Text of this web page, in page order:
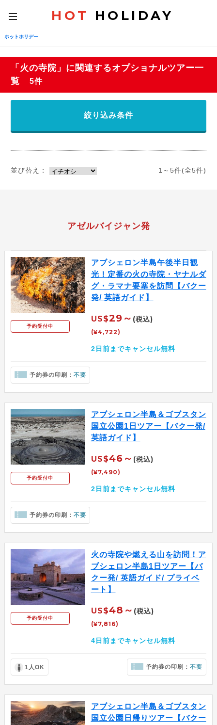
toggle
navigation
HOT HOLIDAY
ホットホリデー
「火の寺院」に関連するオプショナルツアー一
覧
5件
絞り込み条件
並び替え： 1～5件(全5件)
アゼルバイジャン発
予約受付中
アブシェロン半島午後半日観
光！定番の火の寺院・ヤナルダ
グ・ラマナ要塞を訪問【バクー
発/ 英語ガイド】
US$29～ (税込)
(¥4,722)
2日前までキャンセル無料
予約券の印刷： 不要
予約受付中
アブシェロン半島＆ゴブスタン
国立公園1日ツアー【バクー発/
英語ガイド】
US$46～ (税込)
(¥7,490)
2日前までキャンセル無料
予約券の印刷： 不要
予約受付中
火の寺院や燃える山を訪問！ア
ブシェロン半島1日ツアー【バ
クー発/ 英語ガイド/ プライベ
ート】
US$48～ (税込)
(¥7,816)
4日前までキャンセル無料
1人OK 予約券の印刷：不要
アブシェロン半島＆ゴブスタン
国立公園日帰りツアー【バクー